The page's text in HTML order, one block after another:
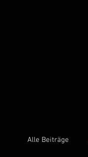
Alle Beiträge